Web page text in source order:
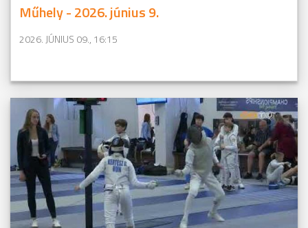
Műhely - 2026. június 9.
2026. JÚNIUS 09., 16:15